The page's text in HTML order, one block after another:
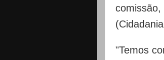
comissão,
"Temos